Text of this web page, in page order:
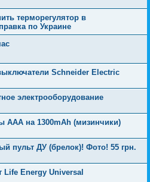
терморегулятор в
по Украине
Schneider Electric
электрооборудование
ААА на 1300mAh (мизинчики)
пульт ДУ (брелок)! Фото! 55 грн.
Life Energy Universal